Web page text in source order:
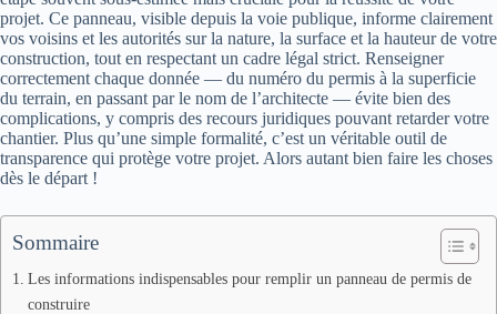
projet. Ce panneau, visible depuis la voie publique, informe clairement
vos voisins et les autorités sur la nature, la surface et la hauteur de votre
construction, tout en respectant un cadre légal strict. Renseigner
correctement chaque donnée — du numéro du permis à la superficie
du terrain, en passant par le nom de l’architecte — évite bien des
complications, y compris des recours juridiques pouvant retarder votre
chantier. Plus qu’une simple formalité, c’est un véritable outil de
transparence qui protège votre projet. Alors autant bien faire les choses
dès le départ !
Sommaire
Les informations indispensables pour remplir un panneau de permis de
construire